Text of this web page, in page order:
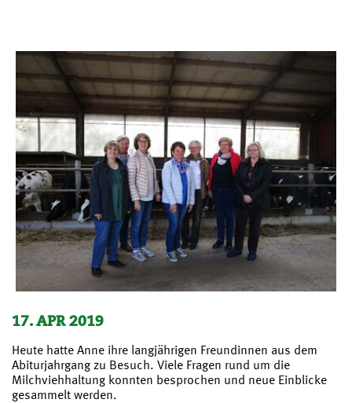
17. APR 2019
Heute hatte Anne ihre langjährigen Freundinnen aus dem
Abiturjahrgang zu Besuch. Viele Fragen rund um die
Milchviehhaltung konnten besprochen und neue Einblicke
gesammelt werden.